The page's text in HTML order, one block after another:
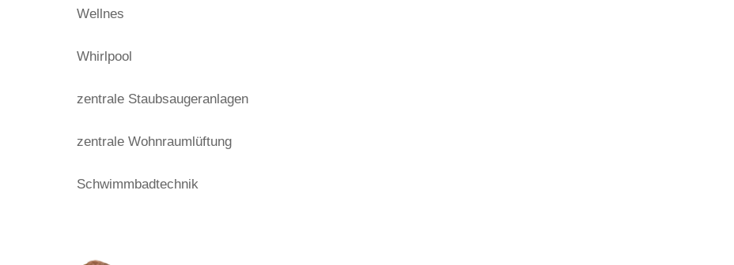
Wellnes
Whirlpool
zentrale Staubsaugeranlagen
zentrale Wohnraumlüftung
Schwimmbadtechnik